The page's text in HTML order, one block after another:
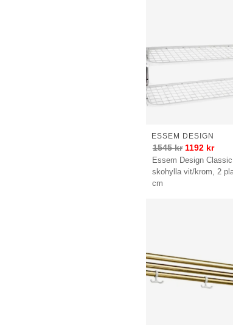
Essem Design
skohylla vit/krom, 2
cm
ESSEM DESIGN
1545kr 1192 kr